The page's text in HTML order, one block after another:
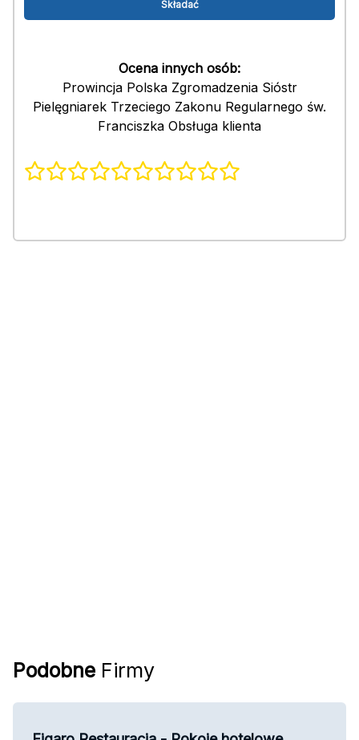
Ocena innych osób:
Prowincja Polska Zgromadzenia Sióstr
Pielęgniarek Trzeciego Zakonu Regularnego św.
Franciszka Obsługa klienta
Podobne Firmy